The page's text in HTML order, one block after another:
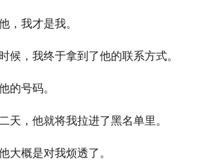
，我才是我。
候，我终于拿到了他的联系方式。
的号码。
天，他就将我拉进了黑名单里。
大概是对我烦透了。